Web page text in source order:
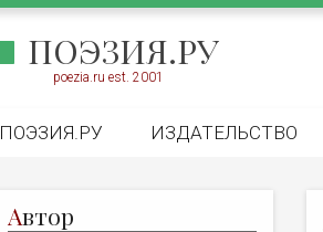
ПОЭЗИЯ.РУ
poezia.ru est. 2001
ПОЭЗИЯ.РУ ИЗДАТЕЛЬСТВО
Автор